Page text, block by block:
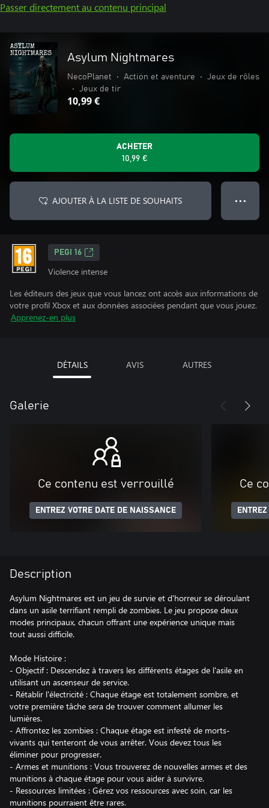
Passer directement au contenu principal
Asylum Nightmares
NecoPlanet • Action et aventure •
Jeux de rôles
•
Jeux de tir
10,99 €
ACHETER
10,99 €
AJOUTER À LA LISTE DE SOUHAITS ● ● ●
PEGI 16
Violence intense
Les éditeurs des jeux que vous lancez ont accès aux informations de
votre profil Xbox et aux données associées pendant que vous jouez.
Apprenez-en plus
DÉTAILS AVIS AUTRES
Galerie
Ce contenu est verrouillé
ENTREZ VOTRE DATE DE NAISSANCE
Ce
Description
Asylum Nightmares est un jeu de survie et d'horreur se déroulant
dans un asile terrifiant rempli de zombies. Le jeu propose deux
modes principaux, chacun offrant une expérience unique mais
tout aussi difficile.
Mode Histoire :
- Objectif : Descendez à travers les différents étages de l'asile en
utilisant un ascenseur de service.
- Rétablir l'électricité : Chaque étage est totalement sombre, et
votre première tâche sera de trouver comment allumer les
lumières.
- Affrontez les zombies : Chaque étage est infesté de morts-
vivants qui tenteront de vous arrêter. Vous devez tous les
éliminer pour progresser.
- Armes et munitions : Vous trouverez de nouvelles armes et des
munitions à chaque étage pour vous aider à survivre.
- Ressources limitées : Gérez vos ressources avec soin, car les
munitions pourraient être rares.